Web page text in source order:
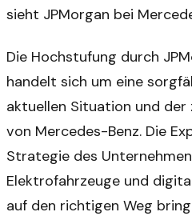
sieht JPMorgan bei
Die Hochstufung durch
handelt sich um eine
aktuellen Situation und
von Mercedes-Benz. Die
Strategie des
Elektrofahrzeuge und
auf den richtigen Weg